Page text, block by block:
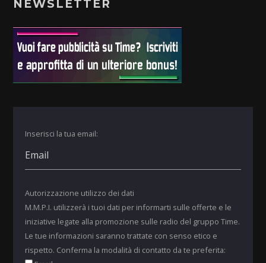
NEWSLETTER
Inserisci la tua email:
Autorizzazione utilizzo dei dati
M.M.P.I. utilizzerà i tuoi dati per informarti sulle offerte e le
iniziative legate alla promozione sulle radio del gruppo Time.
Le tue informazioni saranno trattate con senso etico e
rispetto. Conferma la modalità di contatto da te preferita: